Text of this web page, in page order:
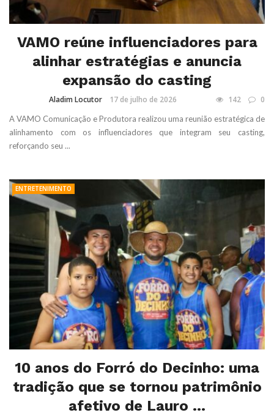
VAMO reúne influenciadores para
alinhar estratégias e anuncia
expansão do casting
Aladim Locutor 17 de julho de 2026 142 0
A VAMO Comunicação e Produtora realizou uma reunião estratégica de
alinhamento com os influenciadores que integram seu casting,
reforçando seu ...
ENTRETENIMENTO
10 anos do Forró do Decinho: uma
tradição que se tornou patrimônio
afetivo de Lauro ...